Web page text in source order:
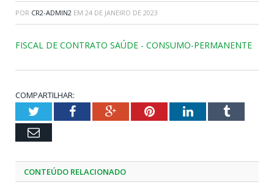
POR CR2-ADMIN2 EM 24 DE JANEIRO DE 2023
FISCAL DE CONTRATO SAÚDE - CONSUMO-PERMANENTE
COMPARTILHAR:
TwitterFacebookGoogle+PinterestLinkedInTumblr
Email
CONTEÚDO RELACIONADO